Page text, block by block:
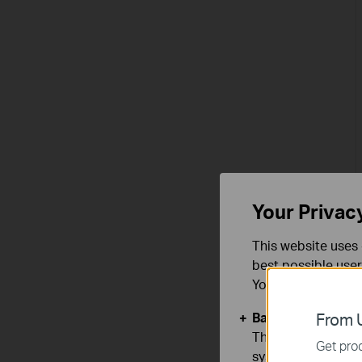
From
Get
Your
This website
best possible
You can find
Basic Cookies
These cookies
systems.